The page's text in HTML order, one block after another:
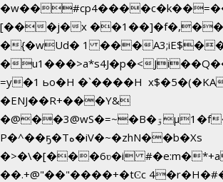
[���j�x
�{�wUd� 1 ���
�u1���>a*s4J�p�<
=y�1 ьo�H �`����H x$�5�(�KA
�ENJ��R+���Y&
�@��3@wS�=~�B�ۊµ1�f�+�Y�
P�^��ҕ�Tە�iV�~�zhN��b�Xs
�>�\�[���6ʋ�i
��.+@"��"����+�tϾc